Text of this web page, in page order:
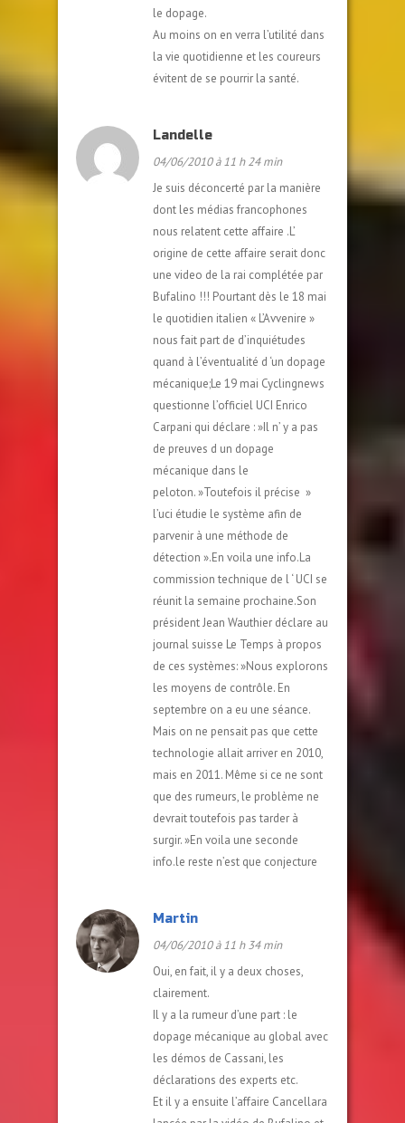
le dopage.
Au moins on en verra l’utilité dans
la vie quotidienne et les coureurs
évitent de se pourrir la santé.
Landelle
04/06/2010 à 11 h 24 min
Je suis déconcerté par la manière
dont les médias francophones
nous relatent cette affaire .L’
origine de cette affaire serait donc
une video de la rai complétée par
Bufalino !!! Pourtant dès le 18 mai
le quotidien italien « L’Avvenire »
nous fait part de d’inquiétudes
quand à l’éventualité d ‘un dopage
mécanique;Le 19 mai Cyclingnews
questionne l’officiel UCI Enrico
Carpani qui déclare : »Il n’ y a pas
de preuves d un dopage
mécanique dans le
peloton. »Toutefois il précise »
l’uci étudie le système afin de
parvenir à une méthode de
détection ».En voila une info.La
commission technique de l ‘ UCI se
réunit la semaine prochaine.Son
président Jean Wauthier déclare au
journal suisse Le Temps à propos
de ces systèmes: »Nous explorons
les moyens de contrôle. En
septembre on a eu une séance.
Mais on ne pensait pas que cette
technologie allait arriver en 2010,
mais en 2011. Même si ce ne sont
que des rumeurs, le problème ne
devrait toutefois pas tarder à
surgir. »En voila une seconde
info.le reste n’est que conjecture
Martin
04/06/2010 à 11 h 34 min
Oui, en fait, il y a deux choses,
clairement.
Il y a la rumeur d’une part : le
dopage mécanique au global avec
les démos de Cassani, les
déclarations des experts etc.
Et il y a ensuite l’affaire Cancellara